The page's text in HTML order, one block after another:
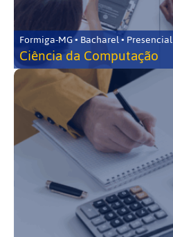
Formiga-MG • Bacharel • Presencial
Ciência da Computação